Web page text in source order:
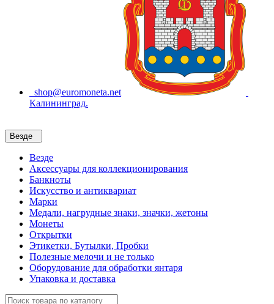
shop@euromoneta.net
Калининград.
Везде
Везде
Аксессуары для коллекционирования
Банкноты
Искусство и антиквариат
Марки
Медали, нагрудные знаки, значки, жетоны
Монеты
Открытки
Этикетки, Бутылки, Пробки
Полезные мелочи и не только
Оборудование для обработки янтаря
Упаковка и доставка